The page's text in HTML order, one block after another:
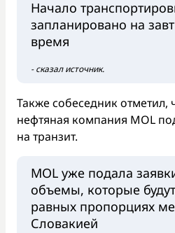
Начало
запланировано на
время
- сказал источник.
Также собеседник отметил,
нефтяная компания MOL
на транзит.
MOL уже подала
объемы, которые
равных пропорциях
Словакией